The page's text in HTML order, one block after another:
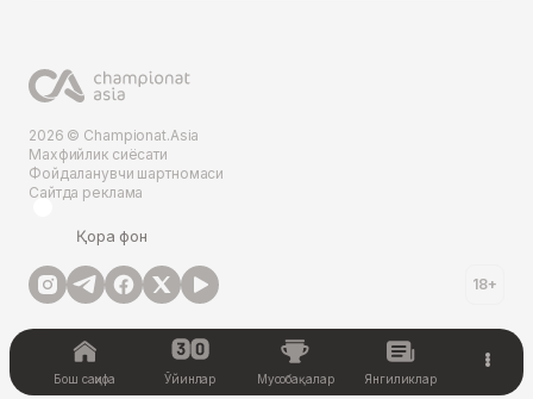
2026 © Championat.Asia
Махфийлик сиёсати
Фойдаланувчи шартномаси
Сайтда реклама
Қора фон
18+
Бош саҳифа Ўйинлар Мусобақалар Янгиликлар